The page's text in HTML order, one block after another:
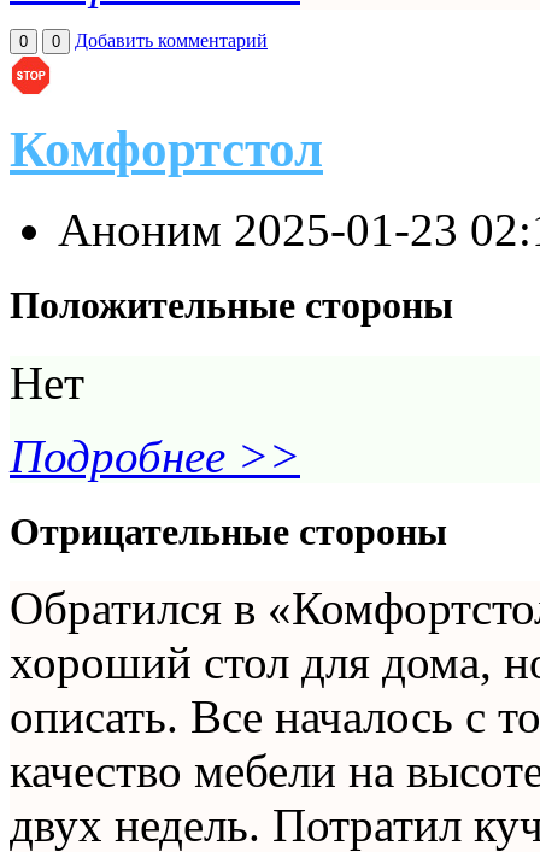
0 0 Добавить комментарий
Комфортстол
Аноним 2025-01-23
Положительные стороны
Нет
Подробнее >>
Отрицательные стороны
Обратился в
хороший стол для дома,
описать. Все началось с
качество мебели на
двух недель. Потратил